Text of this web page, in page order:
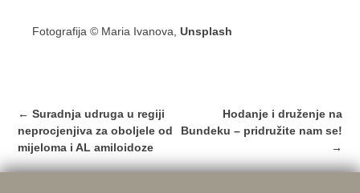
Fotografija © Maria Ivanova, Unsplash
Post
navigation
← Suradnja udruga u regiji
neprocjenjiva za oboljele od
mijeloma i AL amiloidoze
Hodanje i druženje na
Bundeku – pridružite nam se!
→